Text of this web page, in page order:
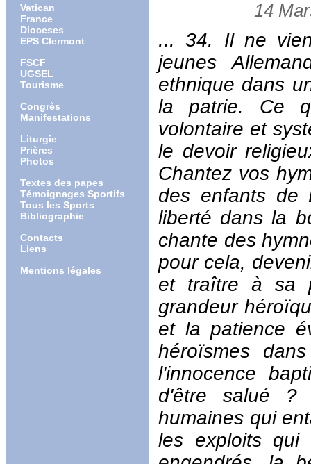
Vatican
France
Dioceses
EPS Clermont
FSCF
UGSEL
Tourisme
Congrès
Manifestations
Liturgie
Prières
Photos
Textes des papes
Témoignages Sportifs
Tous les Sports
Bibliographie
Contacts
Liens
Mentions légales
14 Mars
... 34. Il ne
jeunes
ethnique dans
la patrie. Ce
volontaire et
le devoir
Chantez vos
des enfants de
liberté dans la
chante des
pour cela,
et traître à sa
grandeur
et la patience
héroïsmes
l'innocence
d'être salué ?
humaines qui
les exploits qui